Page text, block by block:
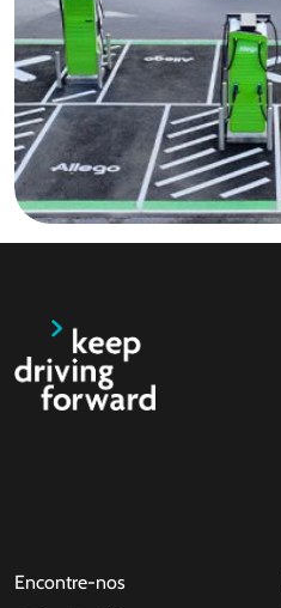
Encontre-nos